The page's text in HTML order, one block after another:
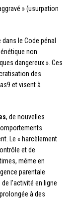
» (usurpation
le Code pénal
non
dangereux ». Ces
des
et visent à
, de nouvelles
Le « harcèlement
et de
même en
parentale
l’activité en ligne
à des